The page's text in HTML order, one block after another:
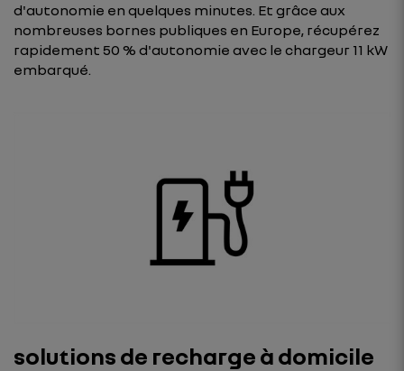
d'autonomie en quelques minutes. Et grâce aux
nombreuses bornes publiques en Europe, récupérez
rapidement 50 % d'autonomie avec le chargeur 11 kW
embarqué.
solutions de recharge à domicile